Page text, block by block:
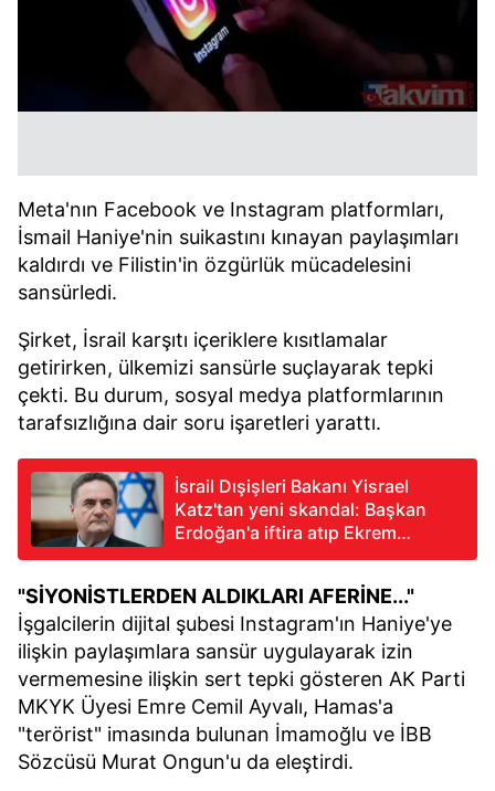
Meta'nın Facebook ve Instagram platformları,
İsmail Haniye'nin suikastını kınayan paylaşımları
kaldırdı ve Filistin'in özgürlük mücadelesini
sansürledi.
Şirket, İsrail karşıtı içeriklere kısıtlamalar
getirirken, ülkemizi sansürle suçlayarak tepki
çekti. Bu durum, sosyal medya platformlarının
tarafsızlığına dair soru işaretleri yarattı.
İsrail Dışişleri Bakanı Yisrael
Katz'tan yeni skandal: Başkan
Erdoğan'a iftira atıp Ekrem
İmamoğlu'na destek verdi
"SİYONİSTLERDEN ALDIKLARI AFERİNE..."
İşgalcilerin dijital şubesi Instagram'ın Haniye'ye
ilişkin paylaşımlara sansür uygulayarak izin
vermemesine ilişkin sert tepki gösteren AK Parti
MKYK Üyesi Emre Cemil Ayvalı, Hamas'a
"terörist" imasında bulunan İmamoğlu ve İBB
Sözcüsü Murat Ongun'u da eleştirdi.